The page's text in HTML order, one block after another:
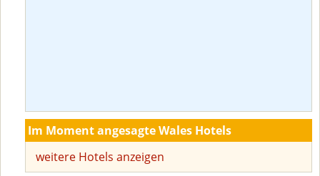
Im Moment angesagte Wales Hotels
weitere Hotels anzeigen